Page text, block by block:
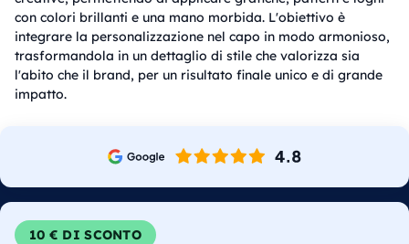
con colori brillanti e una mano morbida. L'obiettivo è
integrare la personalizzazione nel capo in modo armonioso,
trasformandola in un dettaglio di stile che valorizza sia
l'abito che il brand, per un risultato finale unico e di grande
impatto.
10 € DI SCONTO